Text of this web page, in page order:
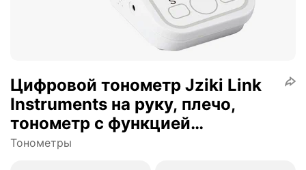
Цифровой тонометр Jziki Link
Instruments на руку, плечо,
тонометр с функцией
измерения сердечного ритма и
Тонометры